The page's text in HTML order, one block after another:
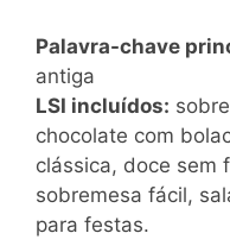
Palavra-chave
antiga
LSI incluídos:
chocolate com
clássica, doce sem
sobremesa fácil,
para festas.